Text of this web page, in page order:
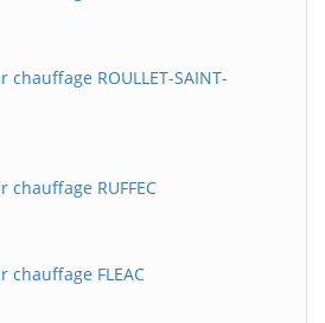
ROULLET-SAINT-
RUFFEC
chauffage FLEAC